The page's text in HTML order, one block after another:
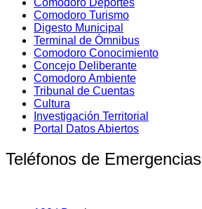
Comodoro Deportes
Comodoro Turismo
Digesto Municipal
Terminal de Ómnibus
Comodoro Conocimiento
Concejo Deliberante
Comodoro Ambiente
Tribunal de Cuentas
Cultura
Investigación Territorial
Portal Datos Abiertos
Teléfonos de Emergencias